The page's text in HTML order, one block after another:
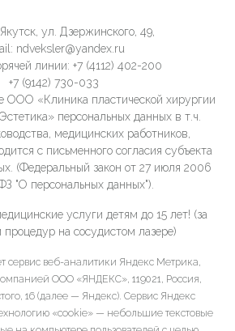
ул. Дзержинского, 49,
ndveksler@yandex.ru
линии: +7 (4112) 402-200
+7 (9142) 730-033
ООО «Клиника пластической хирургии
персональных данных в т.ч.
медицинских работников,
с письменного согласия субъекта
(Федеральный закон от 27 июля 2006
"О персональных данных").
услуги детям до 15 лет! (за
на сосудистом лазере)
сервис веб-аналитики Яндекс Метрика,
ООО «ЯНДЕКС», 119021, Россия,
16 (далее — Яндекс). Сервис Яндекс
«cookie» — небольшие текстовые